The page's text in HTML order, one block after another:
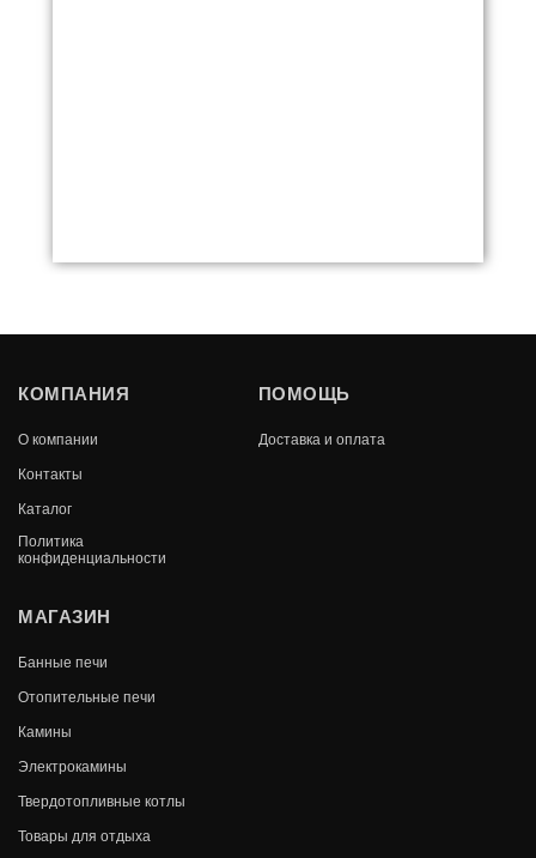
СТАЛЬ-МАСТЕР HARD 28S
46 900 В КОРЗИНУ
КОМПАНИЯ
О компании
Контакты
Каталог
Политика
конфиденциальности
ПОМОЩЬ
Доставка и оплата
МАГАЗИН
Банные печи
Отопительные печи
Камины
Электрокамины
Твердотопливные котлы
Товары для отдыха